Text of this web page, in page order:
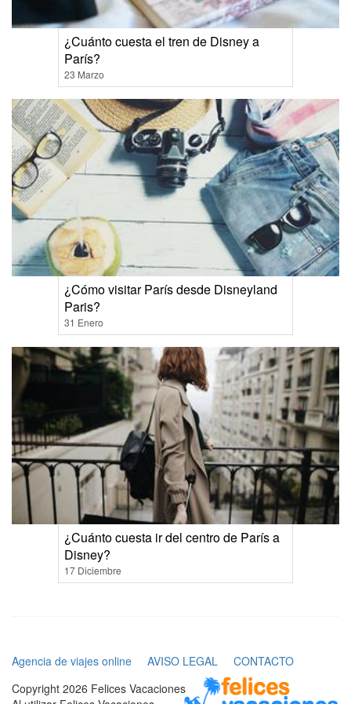
¿Cuánto cuesta el tren de Disney a
París?
23 Marzo
¿Cómo visitar París desde Disneyland
Paris?
31 Enero
¿Cuánto cuesta ir del centro de París a
Disney?
17 Diciembre
Agencia de viajes online AVISO LEGAL
CONTACTO
Copyright 2026 Felices Vacaciones